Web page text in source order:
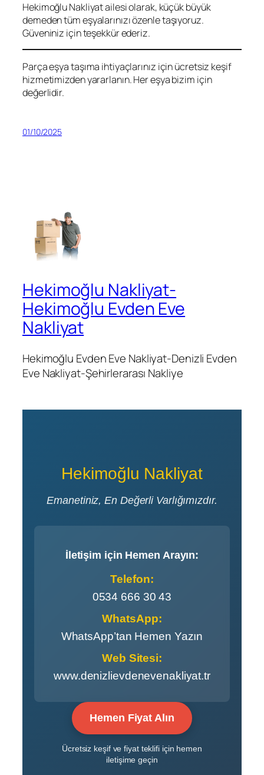
Hekimoğlu Nakliyat ailesi olarak, küçük büyük
demeden tüm eşyalarınızı özenle taşıyoruz.
Güveniniz için teşekkür ederiz.
Parça eşya taşıma ihtiyaçlarınız için ücretsiz keşif
hizmetimizden yararlanın. Her eşya bizim için
değerlidir.
01/10/2025
Hekimoğlu Nakliyat-
Hekimoğlu Evden Eve
Nakliyat
Hekimoğlu Evden Eve Nakliyat-Denizli Evden
Eve Nakliyat-Şehirlerarası Nakliye
Hekimoğlu Nakliyat
Emanetiniz, En Değerli Varlığımızdır.
İletişim için Hemen Arayın:
Telefon:
0534 666 30 43
WhatsApp:
WhatsApp’tan Hemen Yazın
Web Sitesi:
www.denizlievdenevenakliyat.tr
Hemen Fiyat Alın
Ücretsiz keşif ve fiyat teklifi için hemen
iletişime geçin